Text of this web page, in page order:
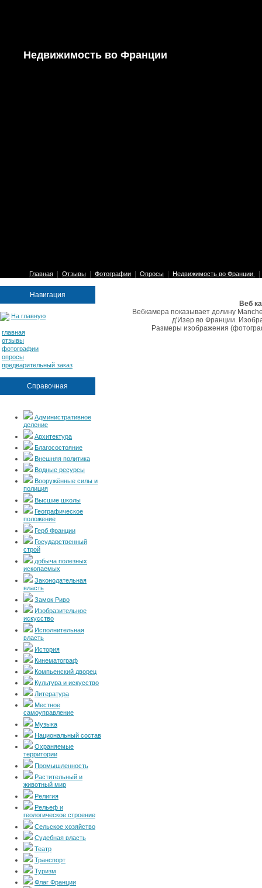
Недвижимость во Франции
Главная Отзывы Фотографии Опросы Недвижимость во Франции
Навигация
На главную
главная
отзывы
фотографии
опросы
предварительный заказ
Справочная
Административное
деление
Архитектура
Благосостояние
Внешняя политика
Водные ресурсы
Вооружённые силы и
полиция
Высшие школы
Географическое
положение
Герб Франции
Государственный
строй
добыча полезных
ископаемых
Законодательная
власть
Замок Риво
Изобразительное
искусство
Исполнительная
власть
История
Кинематограф
Компьенский дворец
Культура и искусство
Литература
Местное
самоуправление
Музыка
Национальный состав
Охраняемые
территории
Промышленность
Растительный и
животный мир
Религия
Рельеф и
геологическое строение
Сельское хозяйство
Судебная власть
Театр
Транспорт
Туризм
Флаг Франции
Веб
Вебкамера показывает долину
д'Изер во Франции.
Размеры изображения